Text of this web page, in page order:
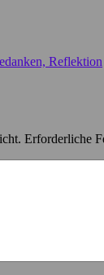
Reflektion
Erforderliche